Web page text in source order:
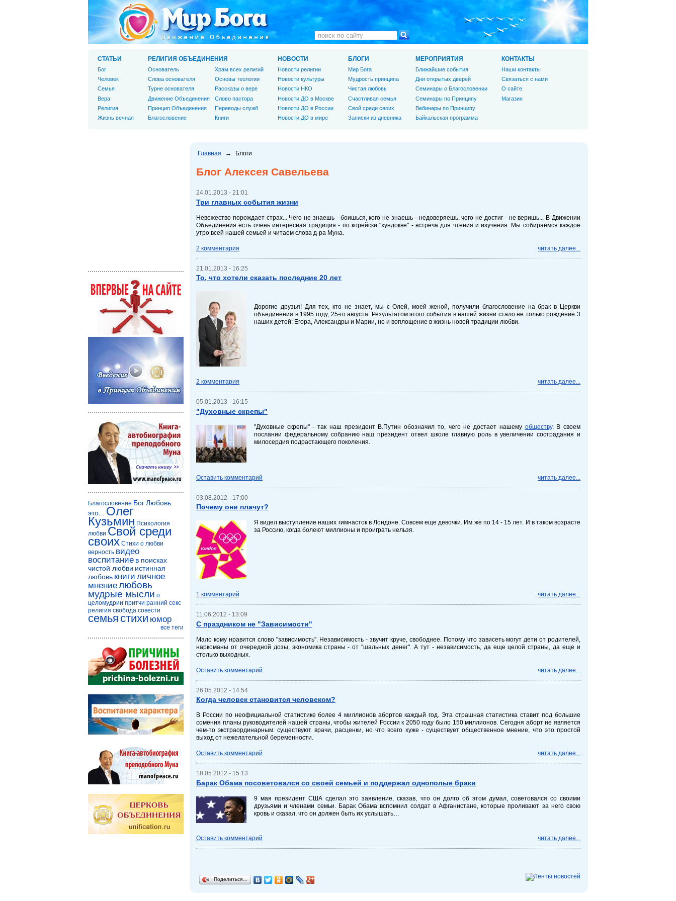
Главная → Блоги
Блог Алексея Савельева
24.01.2013 - 21:01
Три главных события жизни
Невежество порождает страх... Чего не знаешь - боишься, кого не знаешь - недоверяешь, чего не достиг - не веришь... В Движении
Объединения есть очень интересная традиция - по корейски "хундокве" - встреча для чтения и изучения. Мы собираемся каждое
утро всей нашей семьей и читаем слова д-ра Муна.
читать далее...
2 комментария
21.01.2013 - 16:25
То, что хотели сказать последние 20 лет
Дорогие друзья! Для тех, кто не знает, мы с Олей, моей женой, получили благословение на брак в Церкви
объединения в 1995 году, 25-го августа. Результатом этого события в нашей жизни стало не только рождение 3
наших детей: Егора, Александры и Марии, но и воплощение в жизнь новой традиции любви.
читать далее...
2 комментария
05.01.2013 - 16:15
"Духовные скрепы"
"Духовные скрепы" - так наш президент В.Путин обозначил то, чего не достает нашему обществу. В своем
послании федеральному собранию наш президент отвел школе главную роль в увеличении сострадания и
милосердия подрастающего поколения.
читать далее...
Оставить комментарий
03.08.2012 - 17:00
Почему они плачут?
Я видел выступление наших гимнасток в Лондоне. Совсем еще девочки. Им же по 14 - 15 лет. И в таком возрасте
за Россию, когда болеют миллионы и проиграть нельзя.
читать далее...
1 комментарий
11.06.2012 - 13:09
С праздником не "Зависимости"
Мало кому нравится слово "зависимость". Независимость - звучит круче, свободнее. Потому что зависеть могут дети от родителей,
наркоманы от очередной дозы, экономика страны - от "шальных денег". А тут - независимость, да еще целой страны, да еще и
столько выходных.
читать далее...
Оставить комментарий
26.05.2012 - 14:54
Когда человек становится человеком?
В России по неофициальной статистике более 4 миллионов абортов каждый год. Эта страшная статистика ставит под большие
сомения планы руководителей нашей страны, чтобы жителей России к 2050 году было 150 миллионов. Сегодня аборт не является
чем-то экстраординарным: существуют врачи, расценки, но что всего хуже - существует общественное мнение, что это простой
выход от нежелательной беременности.
читать далее...
Оставить комментарий
18.05.2012 - 15:13
Барак Обама посоветовался со своей семьей и поддержал однополые браки
9 мая президент США сделал это заявление, сказав, что он долго об этом думал, советовался со своими
друзьями и членами семьи. Барак Обама вспомнил солдат в Афганистане, которые проливают за него свою
кровь и сказал, что он должен быть их услышать…
читать далее...
Оставить комментарий
Поделиться…
СТАТЬИ
Бог
Человек
Cемья
Вера
Религия
Жизнь вечная
РЕЛИГИЯ ОБЪЕДИНЕНИЯ
Основатель
Слова основателя
Турне основателя
Движение Объединения
Принцип Объединения
Благословение
Храм всех религий
Основы теологии
Рассказы о вере
Слово пастора
Переводы служб
Книги
НОВОСТИ
Новости религии
Новости культуры
Новости НКО
Новости ДО в Москве
Новости ДО в России
Новости ДО в мире
БЛОГИ
Мир Бога
Мудрость принципа
Чистая любовь
Счастливая семья
Свой среди своих
Записки из дневника
МЕРОПРИЯТИЯ
Ближайшие события
Дни открытых дверей
Семинары о Благословении
Семинары по Принципу
Вебинары по Принципу
Байкальская программа
КОНТАКТЫ
Наши контакты
Связаться с нами
О сайте
Магазин
Благословение БогЛюбовь
это...
Олег
Кузьмин Психология
любви Свой среди
своих Стихи о любви
верность видео
воспитание в поисках
чистой любви истинная
любовь книги личное
мнениелюбовь
мудрые мысли о
целомудрии притчи ранний секс
религия свобода совести
семья стихи юмор
все теги